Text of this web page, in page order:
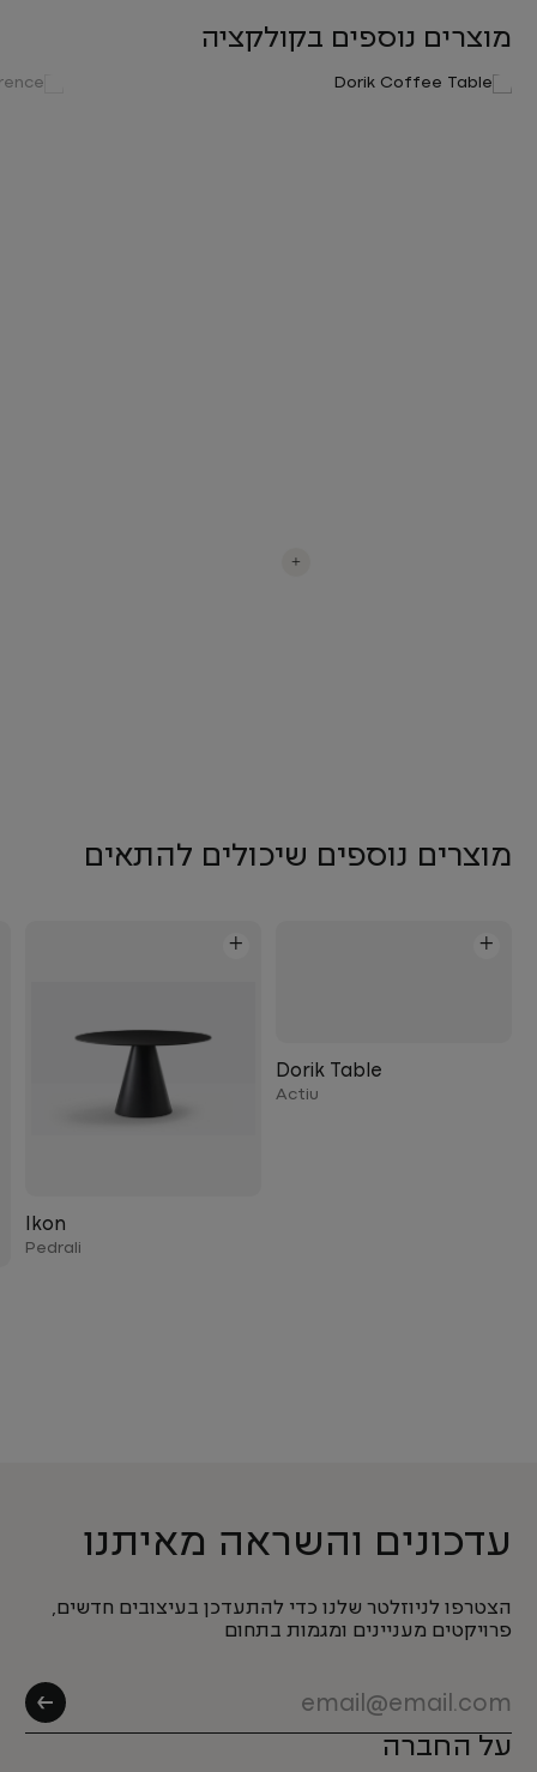
מוצרים נוספים בקולקציה
+
מוצרים נוספים שיכולים להתאים
+
Dorik Table
Actiu
+
Ikon
Pedrali
עדכונים והשראה מאיתנו
הצטרפו לניוזלטר שלנו כדי להתעדכן בעיצובים חדשים,
פרויקטים מעניינים ומגמות בתחום
על החברה